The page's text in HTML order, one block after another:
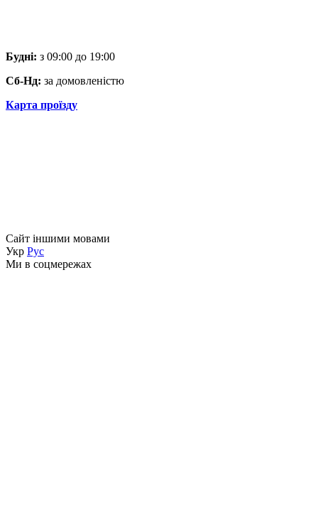
Будні: з 09:00 до 19:00
Сб-Нд: за домовленістю
Карта проїзду
Сайт іншими мовами
Укр Рус
Ми в соцмережах